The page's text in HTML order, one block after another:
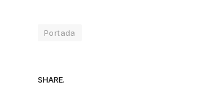
Portada
SHARE.